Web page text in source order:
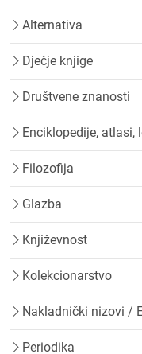
Alternativa
Dječje knjige
Društvene znanosti
Enciklopedije, atlasi,
Filozofija
Glazba
Književnost
Kolekcionarstvo
Nakladnički nizovi /
Periodika